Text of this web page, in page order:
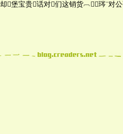
堡宝贵话对们这销货︹琌¨对